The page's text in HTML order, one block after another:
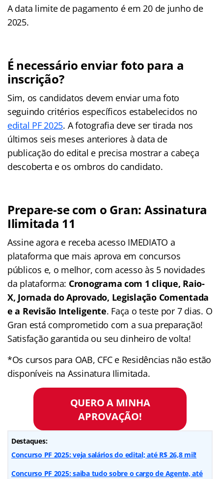
A data limite de pagamento é em 20 de junho de
2025.
É necessário enviar foto para a
inscrição?
Sim, os candidatos devem enviar uma foto
seguindo critérios específicos estabelecidos no
edital PF 2025. A fotografia deve ser tirada nos
últimos seis meses anteriores à data de
publicação do edital e precisa mostrar a cabeça
descoberta e os ombros do candidato.
Prepare-se com o Gran: Assinatura
Ilimitada 11
Assine agora e receba acesso IMEDIATO a
plataforma que mais aprova em concursos
públicos e, o melhor, com acesso às 5 novidades
da plataforma: Cronograma com 1 clique, Raio-
X, Jornada do Aprovado, Legislação Comentada
e a Revisão Inteligente. Faça o teste por 7 dias. O
Gran está comprometido com a sua preparação!
Satisfação garantida ou seu dinheiro de volta!
*Os cursos para OAB, CFC e Residências não estão
disponíveis na Assinatura Ilimitada.
QUERO A MINHA
APROVAÇÃO!
Destaques:
Concurso PF 2025: veja salários do edital; até R$ 26,8 mil!
Concurso PF 2025: saiba tudo sobre o cargo de Agente, até